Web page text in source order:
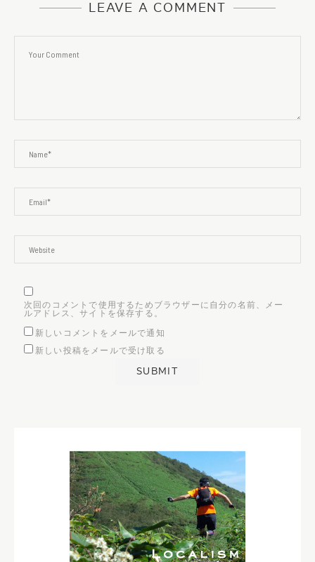
LEAVE A COMMENT
次回のコメントで使用するためブラウザーに自分の名前、メー
ルアドレス、サイトを保存する。
新しいコメントをメールで通知
新しい投稿をメールで受け取る